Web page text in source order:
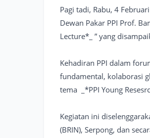
Pagi tadi, Rabu, 4
Dewan Pakar PPI Prof.
Lecture*_ ” yang
Kehadiran PPI dalam
fundamental, kolaborasi
tema _*PPI Young
Kegiatan ini
(BRIN), Serpong, dan